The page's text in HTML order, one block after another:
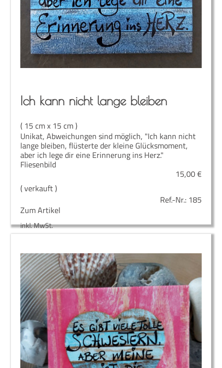
Ich kann nicht lan­ge bleiben
( 15 cm x 15 cm )
Unikat, Abweichungen sind möglich, "Ich kann nicht
lange bleiben, flüsterte der kleine Glücksmoment,
aber ich lege dir eine Erinnerung ins Herz."
Fliesenbild
15,00€
( verkauft )
Ref.-Nr.: 185
Zum Artikel
inkl. MwSt.